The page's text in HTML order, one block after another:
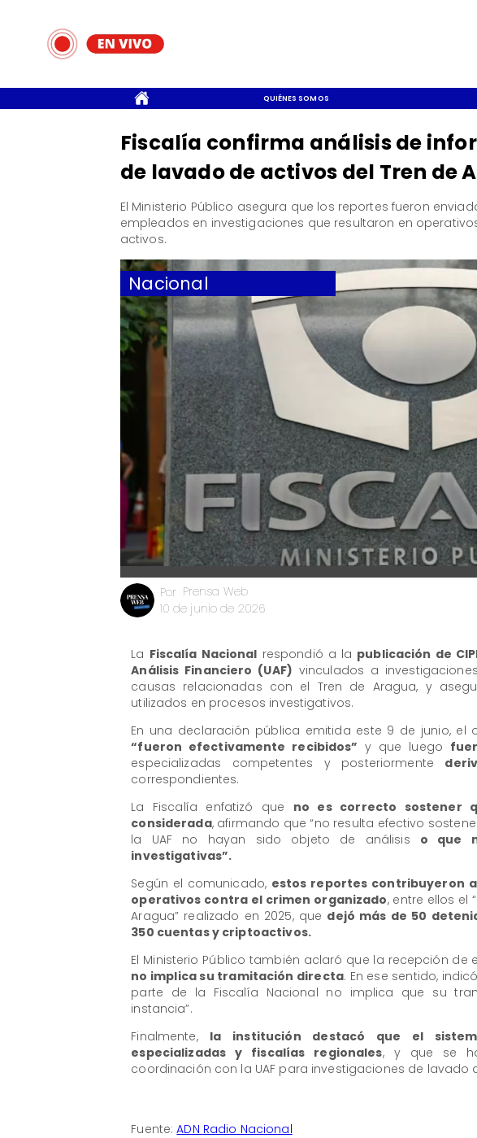
QUIÉNES SOMOS
Nacional
Prensa Web
Por
10 de junio de 2026
Fiscalía confirma análisis de
de lavado de activos del Tren de
El Ministerio Público asegura que los reportes fueron
empleados en investigaciones que resultaron en
activos.
La Fiscalía Nacional respondió a la publicación de
Análisis Financiero (UAF) vinculados a
causas relacionadas con el Tren de Aragua, y
utilizados en procesos investigativos.
En una declaración pública emitida este 9 de junio, el
“fueron efectivamente recibidos” y que luego
especializadas competentes y posteriormente
correspondientes.
La Fiscalía enfatizó que no es correcto sostener
considerada, afirmando que “no resulta efectivo
la UAF no hayan sido objeto de análisis o que
investigativas”.
Según el comunicado, estos reportes contribuyeron
operativos contra el crimen organizado, entre ellos el
Aragua” realizado en 2025, que dejó más de 50
350 cuentas y criptoactivos.
El Ministerio Público también aclaró que la recepción de
no implica su tramitación directa. En ese sentido,
parte de la Fiscalía Nacional no implica que su
instancia”.
Finalmente, la institución destacó que el
especializadas y fiscalías regionales, y que se
coordinación con la UAF para investigaciones de lavado
Fuente:ADN Radio Nacional